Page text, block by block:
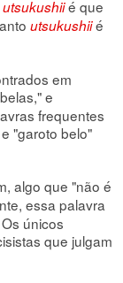
utsukushiié que
utsukushiié
em
e
frequentes
"garoto belo"
algo que "não é
essa palavra
únicos
que julgam